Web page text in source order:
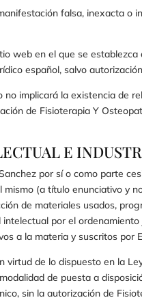
falsa, inexacta o
web en el que se
español, salvo
no implicará la existencia de
de Fisioterapia Y
E
por sí o como parte
(a título enunciativo y
de materiales usados,
por el
a la materia y suscritos por
virtud de lo dispuesto en la
de puesta a
sin la autorización de